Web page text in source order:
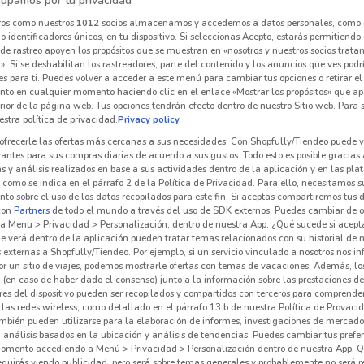
Movistar
Caduca el 20/09 1.7 km
NUEVO
Telmex
Caduca el 31/08 335 m
Telcel
829 m
Steren
Caduca el 31/12 1.2 km
como nuestros 1012socios almacenamos y accedemos a datos personales, como
identificadores únicos, en tu dispositivo. Si seleccionas Acepto, estarás
rastreo apoyen los propósitos que se muestran en «nosotros y nuestros socios
Si se deshabilitan los rastreadores, parte del contenido y los anuncios que ves
para ti. Puedes volver a acceder a este menú para cambiar tus opciones o retirar el
en cualquier momento haciendo clic en el enlace «Mostrar los propósitos» que
de la página web. Tus opciones tendrán efecto dentro de nuestro Sitio web. Para
política de privacidad.Privacy policy
las ofertas más cercanas a sus necesidades: Con Shopfully/Tiendeo puede
para sus compras diarias de acuerdo a sus gustos. Todo esto es posible gracias
y análisis realizados en base a sus actividades dentro de la aplicación y en las
como se indica en el párrafo 2 de la Política de Privacidad. Para ello, necesitamos
sobre el uso de los datos recopilados para este fin. Si aceptas compartiremos tus
Partners de todo el mundo a través del uso de SDK externos. Puedes cambiar de
Menu > Privacidad > Personalización, dentro de nuestra App. ¿Qué sucede si
verá dentro de la aplicación pueden tratar temas relacionados con su historial de
a Shopfully/Tiendeo. Por ejemplo, si un servicio vinculado a nosotros nos
un sitio de viajes, podemos mostrarle ofertas con temas de vacaciones. Además,
caso de haber dado el consenso) junto a la información sobre las prestaciones
del dispositivo pueden ser recopilados y compartidos con terceros para
las redes wireless, como detallado en el párrafo 13.b de nuestra Política de
pueden utilizarse para la elaboración de informes, investigaciones de
análisis basados en la ubicación y análisis de tendencias. Puedes cambiar tus
accediendo a Menú > Privacidad > Personalización dentro de nuestra App.